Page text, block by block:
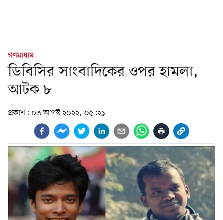
গণমাধ্যম
ডিবিসির সাংবাদিকের ওপর হামলা,
আটক ৮
প্রকাশ: ০৩ আগস্ট ২০২২, ০৫:২১